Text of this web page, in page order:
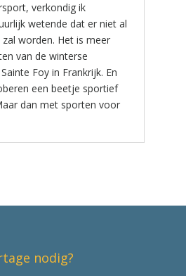
verkondig ik
wetende dat er niet al
worden. Het is meer
van de winterse
Foy in Frankrijk. En
een beetje sportief
dan met sporten voor
nodig?